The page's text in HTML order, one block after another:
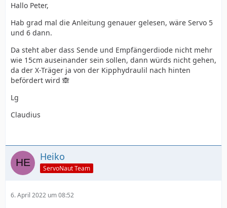
Hallo Peter,
Hab grad mal die Anleitung genauer gelesen, wäre Servo 5
und 6 dann.
Da steht aber dass Sende und Empfängerdiode nicht mehr
wie 15cm auseinander sein sollen, dann würds nicht gehen,
da der X-Träger ja von der Kipphydraulil nach hinten
befördert wird 🙈
Lg
Claudius
Heiko
ServoNaut Team
6. April 2022 um 08:52